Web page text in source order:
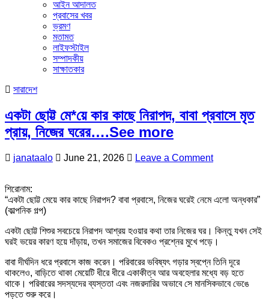
আইন আদালত
প্রবাসের খবর
ভ্রমণ
মতামত
লাইফস্টাইল
সম্পাদকীয়
সাক্ষাতকার
Posted
সারাদেশ
একটা ছোট্ট মে*য়ে কার কাছে নিরাপদ, বাবা প্রবাসে মৃত
প্রায়, নিজের ঘরের….See more
Author:
janataalo
Published
June 21, 2026 Leave a Commenton
কার
বাবা
প্রবাসে
প্রায়,
নিজের
ঘরের….See
শিরোনাম:
“একটা ছোট্ট মেয়ে কার কাছে নিরাপদ? বাবা প্রবাসে, নিজের ঘরেই নেমে এলো অন্ধকার”
(কাল্পনিক গল্প)
একটা ছোট্ট শিশুর সবচেয়ে নিরাপদ আশ্রয় হওয়ার কথা তার নিজের ঘর। কিন্তু যখন সেই
ঘরই ভয়ের কারণ হয়ে দাঁড়ায়, তখন সমাজের বিবেকও প্রশ্নের মুখে পড়ে।
বাবা দীর্ঘদিন ধরে প্রবাসে কাজ করেন। পরিবারের ভবিষ্যৎ গড়ার স্বপ্নে তিনি দূরে
থাকলেও, বাড়িতে থাকা মেয়েটি ধীরে ধীরে একাকীত্ব আর অবহেলার মধ্যে বড় হতে
থাকে। পরিবারের সদস্যদের ব্যস্ততা এবং নজরদারির অভাবে সে মানসিকভাবে ভেঙে
পড়তে শুরু করে।